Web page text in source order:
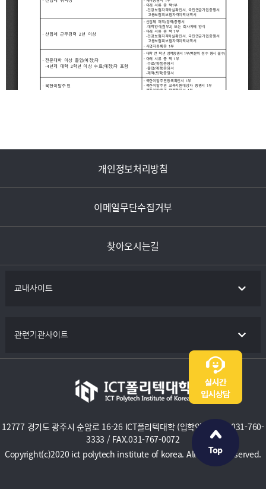
개인정보처리방침
이메일무단수집거부
찾아오시는길
교내사이트
관련기관사이트
12777 경기도 광주시 순암로 16-26 ICT폴리텍대학 (입학안내) TEL.031-760-
3333 / FAX.031-767-0072
Copyright(c)2020 ict polytech institute of korea. All Rights Reserved.